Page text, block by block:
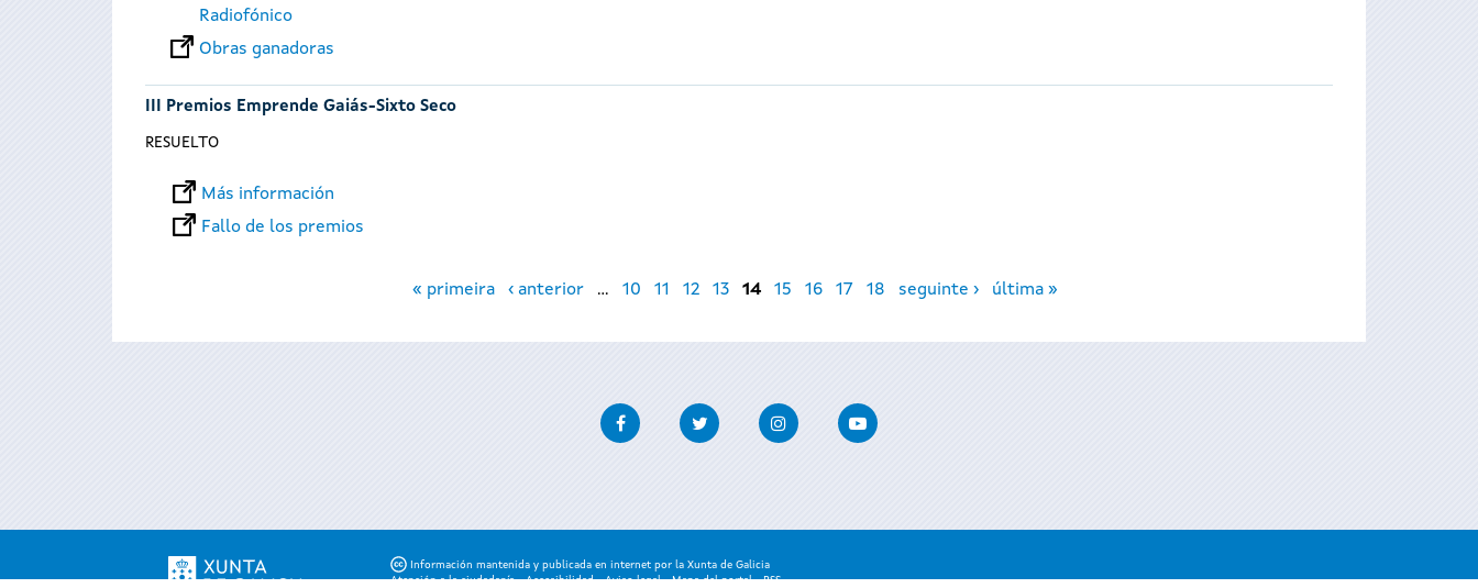
Radiofónico
Obras ganadoras
III Premios Emprende Gaiás-Sixto Seco
RESUELTO
Más información
Fallo de los premios
« primeira ‹ anterior … 10 11 12 13 14 15 16 17 18 seguinte › última »
FacebookTwitter InstagramYoutube
Información mantenida y publicada en internet por la Xunta de Galicia
Atención a la ciudadanía -Accesibilidad -Aviso legal -Mapa del portal -RSS